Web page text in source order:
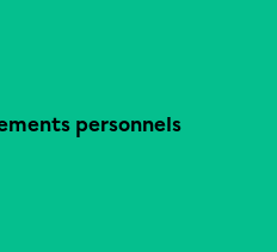
personnels